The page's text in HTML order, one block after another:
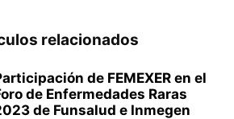
relacionados
de FEMEXER en el
de Enfermedades Raras
de Funsalud e Inmegen